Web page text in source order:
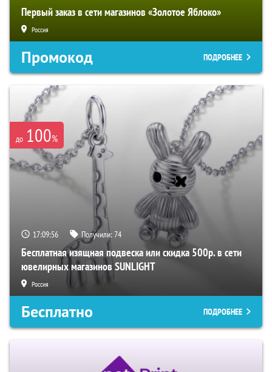
Первый заказ в сети магазинов «Золотое Яблоко»
Россия
Промокод ПОДРОБНЕЕ
до 100%
17:09:54 Получили:74
Бесплатная изящная подвеска или скидка 500р. в сети
ювелирных магазинов SUNLIGHT
Россия
Бесплатно ПОДРОБНЕЕ